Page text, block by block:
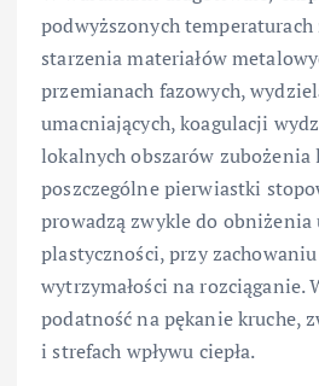
podwyższonych temperaturach
starzenia materiałów
przemianach fazowych,
umacniających, koagulacji
lokalnych obszarów zubożenia
poszczególne pierwiastki
prowadzą zwykle do obniżenia
plastyczności, przy
wytrzymałości na rozciąganie.
podatność na pękanie kruche,
i strefach wpływu ciepła.